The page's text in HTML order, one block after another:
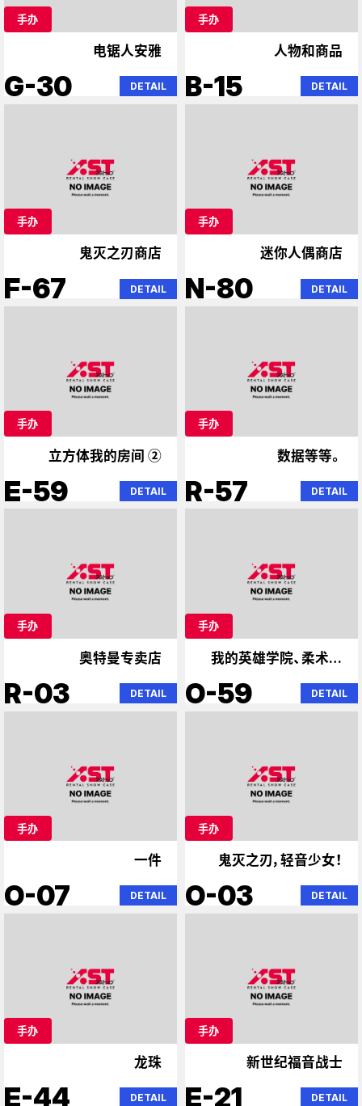
手办
电锯人安雅
G-30 DETAIL
手办
人物和商品
B-15 DETAIL
手办
鬼灭之刃商店
F-67 DETAIL
手办
迷你人偶商店
N-80 DETAIL
手办
立方体我的房间 ②
E-59 DETAIL
手办
数据等等。
R-57 DETAIL
手办
奥特曼专卖店
R-03 DETAIL
手办
我的英雄学院、柔术快
攻、火影忍者
O-59 DETAIL
手办
一件
O-07 DETAIL
手办
鬼灭之刃，轻音少女！
O-03 DETAIL
手办
龙珠
E-44 DETAIL
手办
新世纪福音战士
E-21 DETAIL